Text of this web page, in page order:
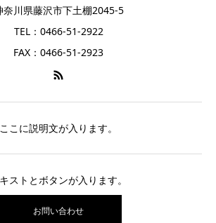
奈川県藤沢市下土棚2045-5
TEL：0466-51-2922
FAX：0466-51-2923
ここに説明文が入ります。
ストとボタンが入ります。
お問い合わせ